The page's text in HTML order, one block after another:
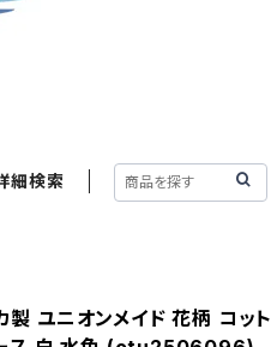
細検索
ユニオンメイド 花柄 コット